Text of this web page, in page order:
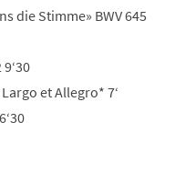
die Stimme» BWV 645
et Allegro* 7‘